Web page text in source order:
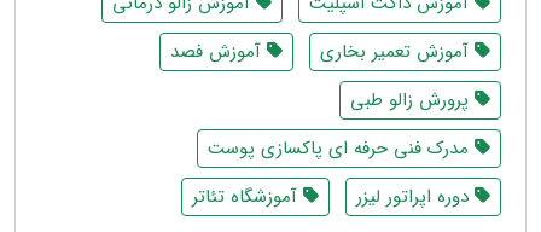
آموزش تعمیر بخاری
آموزش فصد
پرورش زالو طبی
مدرک فنی حرفه ای پاکسازی پوست
دوره اپراتور لیزر
آموزشگاه تئاتر